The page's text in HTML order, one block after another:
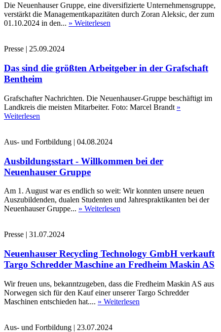
Die Neuenhauser Gruppe, eine diversifizierte Unternehmensgruppe,
verstärkt die Managementkapazitäten durch Zoran Aleksic, der zum
01.10.2024 in den... » Weiterlesen
Presse | 25.09.2024
Das sind die größten Arbeitgeber in der Grafschaft
Bentheim
Grafschafter Nachrichten. Die Neuenhauser-Gruppe beschäftigt im
Landkreis die meisten Mitarbeiter. Foto: Marcel Brandt »
Weiterlesen
Aus- und Fortbildung | 04.08.2024
Ausbildungsstart - Willkommen bei der
Neuenhauser Gruppe
Am 1. August war es endlich so weit: Wir konnten unsere neuen
Auszubildenden, dualen Studenten und Jahrespraktikanten bei der
Neuenhauser Gruppe... » Weiterlesen
Presse | 31.07.2024
Neuenhauser Recycling Technology GmbH verkauft
Targo Schredder Maschine an Fredheim Maskin AS
Wir freuen uns, bekanntzugeben, dass die Fredheim Maskin AS aus
Norwegen sich für den Kauf einer unserer Targo Schredder
Maschinen entschieden hat.... » Weiterlesen
Aus- und Fortbildung | 23.07.2024